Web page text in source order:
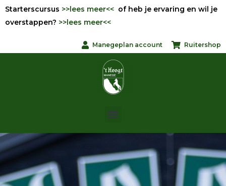
Starterscursus >>lees meer<< of heb je ervaring en wil je
overstappen? >>lees meer<<
Manegeplan account Ruitershop